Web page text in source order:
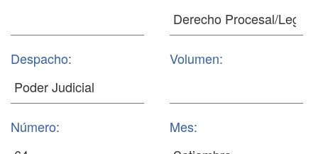
Despacho: Volumen:
Número: Mes: